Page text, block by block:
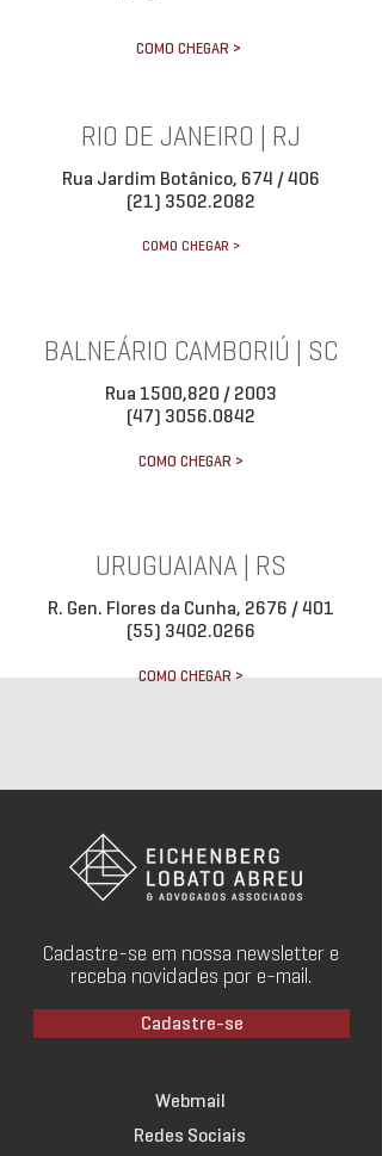
COMO CHEGAR >
RIO DE JANEIRO | RJ
Rua Jardim Botânico, 674 / 406
(21) 3502.2082
COMO CHEGAR >
BALNEÁRIO CAMBORIÚ | SC
Rua 1500,820 / 2003
(47) 3056.0842
COMO CHEGAR >
URUGUAIANA | RS
R. Gen. Flores da Cunha, 2676 / 401
(55) 3402.0266
COMO CHEGAR >
Cadastre-se em nossa newsletter e
receba novidades por e-mail.
Cadastre-se
Webmail
Redes Sociais